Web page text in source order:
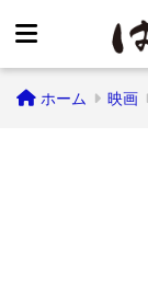
ホーム 映画